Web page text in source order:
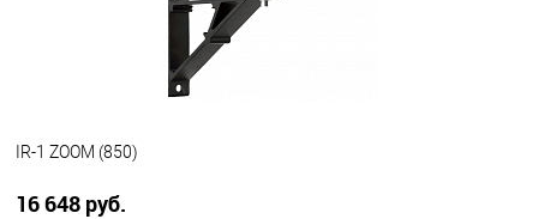
IR-1 ZOOM (850)
16 648 руб.